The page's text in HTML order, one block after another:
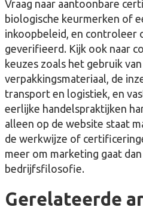
Vraag naar aantoonbare
biologische keurmerken of
inkoopbeleid, en controleer
geverifieerd. Kijk ook naar
keuzes zoals het gebruik
verpakkingsmateriaal, de
transport en logistiek, en
eerlijke handelspraktijken
alleen op de website staat
de werkwijze of
meer om marketing gaat
bedrijfsfilosofie.
Gerelateerde